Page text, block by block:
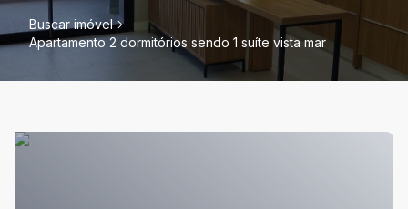
Buscar imóvel
Apartamento 2 dormitórios sendo 1 suíte vista mar